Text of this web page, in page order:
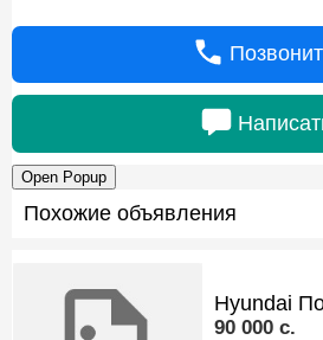
Open Popup
Похожие объявления
Hyundai
90 000 c.